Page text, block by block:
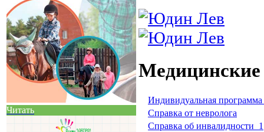
Читать
Индивидуальная
Справка от невролога
Справка об инвалидности_1